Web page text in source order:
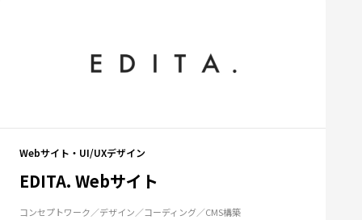
Webサイト・UI/UXデザイン
EDITA. Webサイト
コンセプトワーク デザイン コーディング CMS構築